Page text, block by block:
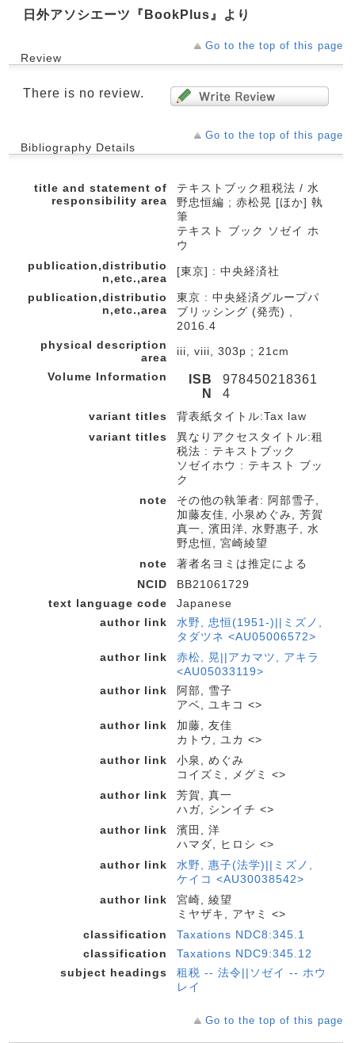
日外アソシエーツ『BookPlus』より
Go to the top of this page
Review
There is no review.
Go to the top of this page
Bibliography Details
title and statement of
responsibility area
テキストブック租税法 / 水
野忠恒編 ; 赤松晃 [ほか] 執
筆
テキスト ブック ソゼイ ホ
ウ
publication,distributio
n,etc.,area
[東京] : 中央経済社
publication,distributio
n,etc.,area
東京 : 中央経済グループパ
ブリッシング (発売) ,
2016.4
physical description
area
iii, viii, 303p ; 21cm
Volume Information
ISB
N
978450218361
4
variant titles
背表紙タイトル:Tax law
variant titles
異なりアクセスタイトル:租
税法 : テキストブック
ソゼイホウ : テキスト ブッ
ク
note
その他の執筆者: 阿部雪子,
加藤友佳, 小泉めぐみ, 芳賀
真一, 濱田洋, 水野惠子, 水
野忠恒, 宮崎綾望
note
著者名ヨミは推定による
NCID
BB21061729
text language code
Japanese
author link
水野, 忠恒(1951-)||ミズノ,
タダツネ <AU05006572>
author link
赤松, 晃||アカマツ, アキラ
<AU05033119>
author link
阿部, 雪子
アベ, ユキコ <>
author link
加藤, 友佳
カトウ, ユカ <>
author link
小泉, めぐみ
コイズミ, メグミ <>
author link
芳賀, 真一
ハガ, シンイチ <>
author link
濱田, 洋
ハマダ, ヒロシ <>
author link
水野, 惠子(法学)||ミズノ,
ケイコ <AU30038542>
author link
宮崎, 綾望
ミヤザキ, アヤミ <>
classification
Taxations NDC8:345.1
classification
Taxations NDC9:345.12
subject headings
租税 -- 法令||ソゼイ -- ホウ
レイ
Go to the top of this page